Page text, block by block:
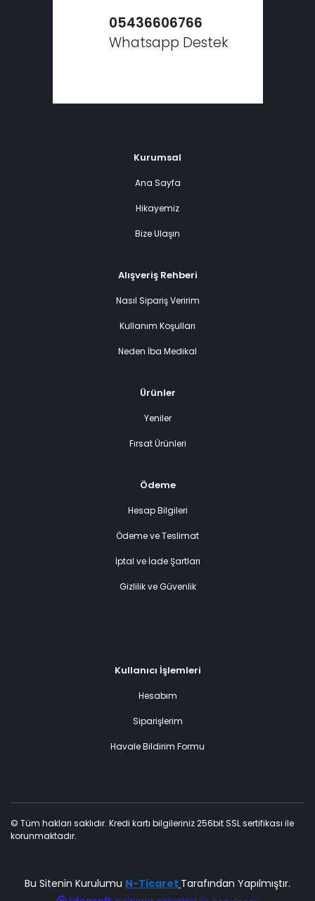
05436606766
Whatsapp Destek
Kurumsal
Ana Sayfa
Hikayemiz
Bize Ulaşın
Alışveriş Rehberi
Nasıl Sipariş Veririm
Kullanım Koşulları
Neden İba Medikal
Ürünler
Yeniler
Fırsat Ürünleri
Ödeme
Hesap Bilgileri
Ödeme ve Teslimat
İptal ve İade Şartları
Gizlilik ve Güvenlik
Kullanıcı İşlemleri
Hesabım
Siparişlerim
Havale Bildirim Formu
© Tüm hakları saklıdır. Kredi kartı bilgileriniz 256bit SSL sertifikası ile
korunmaktadır.
Bu Sitenin Kurulumu N-Ticaret Tarafından Yapılmıştır.